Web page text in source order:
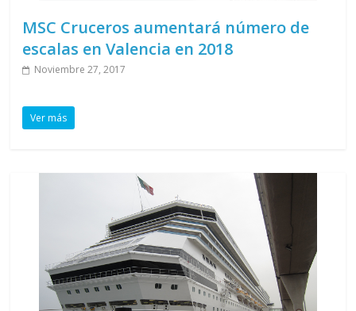
MSC Cruceros aumentará número de
escalas en Valencia en 2018
Noviembre 27, 2017
Ver más